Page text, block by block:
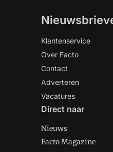
Klantenservice
Over Facto
Contact
Adverteren
Vacatures
Direct naar
Nieuws
Facto Magazine